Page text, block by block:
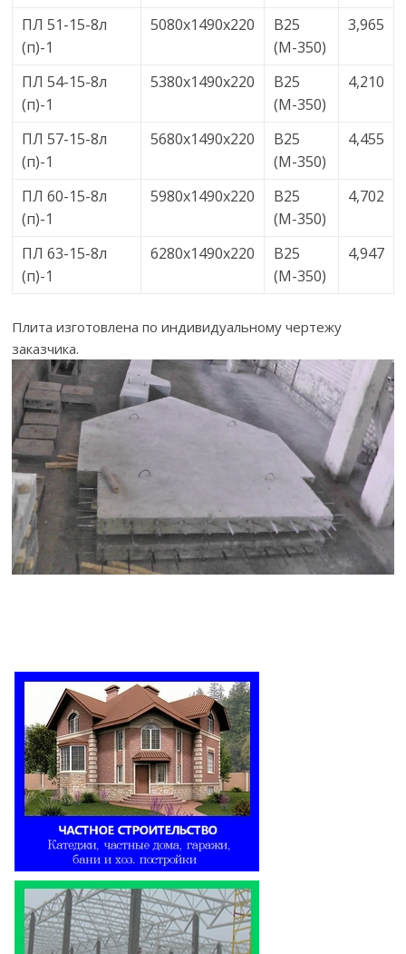
ПЛ 51-15-8л
(п)-1
5080х1490х220
В25
(М-350)
3,965
ПЛ 54-15-8л
(п)-1
5380х1490х220
В25
(М-350)
4,210
ПЛ 57-15-8л
(п)-1
5680х1490х220
В25
(М-350)
4,455
ПЛ 60-15-8л
(п)-1
5980х1490х220
В25
(М-350)
4,702
ПЛ 63-15-8л
(п)-1
6280х1490х220
В25
(М-350)
4,947
Плита изготовлена по индивидуальному чертежу
заказчика.